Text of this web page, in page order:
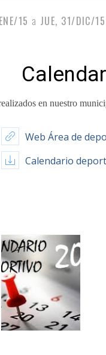
15 a JUE, 31/DIC/15
en nuestro
Web Área de
Calendario